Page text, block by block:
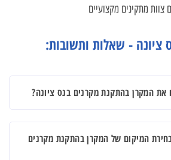
צוות מתקינים מקצועיים
ציונה - שאלות ותשובות:
המקרן בהתקנת מקרנים בנס ציונה?
המיקום של המקרן בהתקנת מקרנים